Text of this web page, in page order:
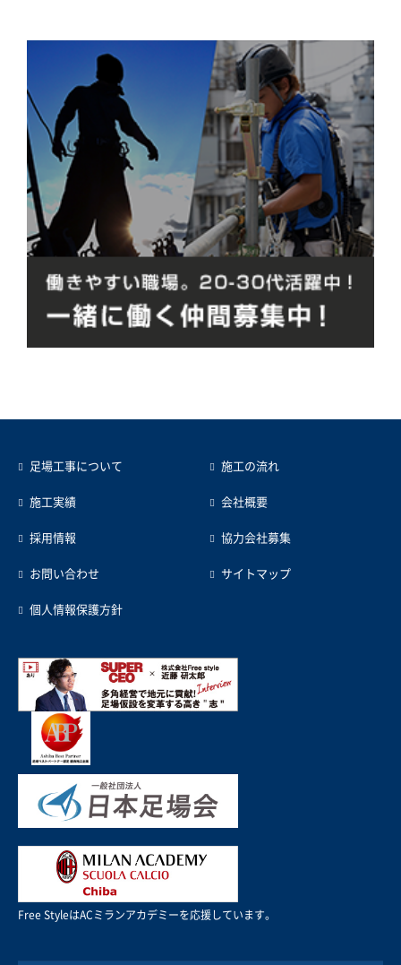
足場工事について 施工の流れ
施工実績 会社概要
採用情報 協力会社募集
お問い合わせ サイトマップ
個人情報保護方針
Free StyleはACミランアカデミーを応援しています。